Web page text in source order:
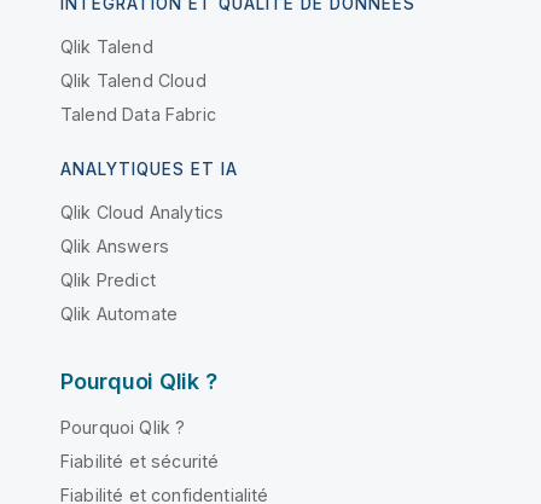
INTÉGRATION ET QUALITÉ DE DONNÉES
Qlik Talend
Qlik Talend Cloud
Talend Data Fabric
ANALYTIQUES ET IA
Qlik Cloud Analytics
Qlik Answers
Qlik Predict
Qlik Automate
Pourquoi Qlik ?
Pourquoi Qlik ?
Fiabilité et sécurité
Fiabilité et confidentialité